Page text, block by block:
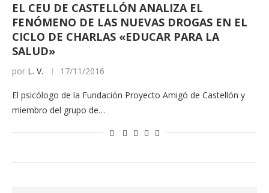
EL CEU DE CASTELLÓN ANALIZA EL
FENÓMENO DE LAS NUEVAS DROGAS EN EL
CICLO DE CHARLAS «EDUCAR PARA LA
SALUD»
por L. V. 17/11/2016
El psicólogo de la Fundación Proyecto Amigó de Castellón y
miembro del grupo de…